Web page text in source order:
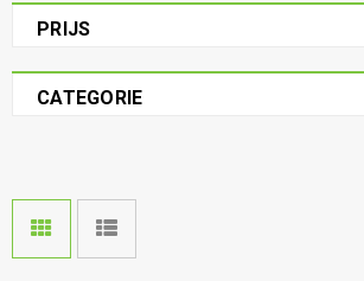
PRIJS
CATEGORIE